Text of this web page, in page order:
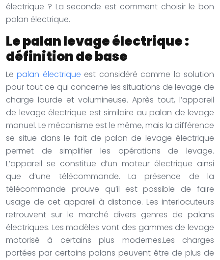
électrique ? La seconde est comment choisir le bon
palan électrique.
Le palan levage électrique :
définition de base
Lepalan électrique est considéré comme la solution
pour tout ce qui concerne les situations de levage de
charge lourde et volumineuse. Après tout, l’appareil
de levage électrique est similaire au palan de levage
manuel. Le mécanisme est le même, mais la différence
se situe dans le fait de palan de levage électrique
permet de simplifier les opérations de levage.
L’appareil se constitue d’un moteur électrique ainsi
que d’une télécommande. La présence de la
télécommande prouve qu’il est possible de faire
usage de cet appareil à distance. Les interlocuteurs
retrouvent sur le marché divers genres de palans
électriques. Les modèles vont des gammes de levage
motorisé à certains plus modernes.Les charges
portées par certains palans peuvent être de plus de